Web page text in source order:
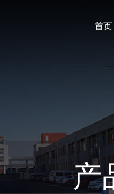
首页
产